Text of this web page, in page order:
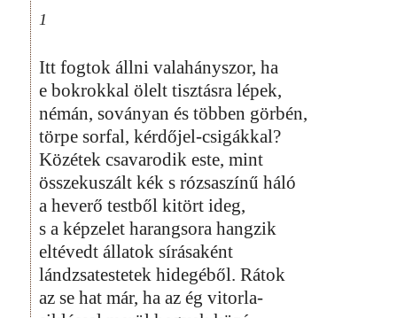
1
Itt fogtok állni valahányszor, ha
e bokrokkal ölelt tisztásra lépek,
némán, soványan és többen görbén,
törpe sorfal, kérdőjel-csigákkal?
Közétek csavarodik este, mint
összekuszált kék s rózsaszínű háló
a heverő testből kitört ideg,
s a képzelet harangsora hangzik
eltévedt állatok sírásaként
lándzsatestetek hidegéből. Rátok
az se hat már, ha az ég vitorla-